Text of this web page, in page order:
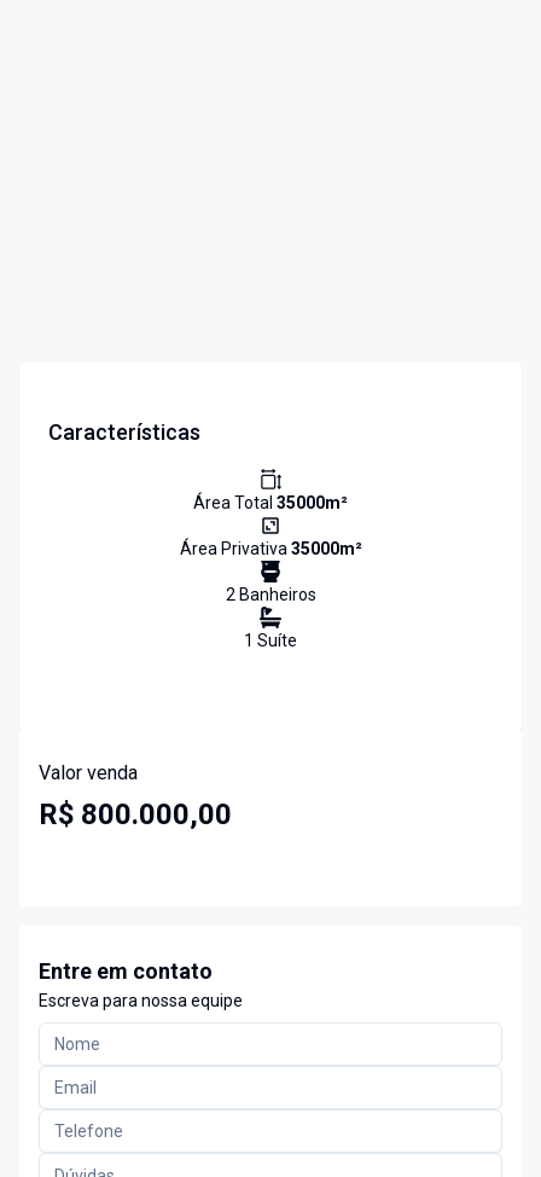
Características
Área Total 35000m²
Área Privativa35000m²
2Banheiros
1 Suíte
Valor venda
R$ 800.000,00
Entre em contato
Escreva para nossa equipe